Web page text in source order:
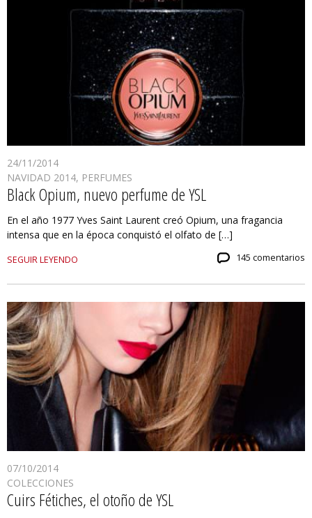
24/11/2014
NAVIDAD 2014, PERFUMES
Black Opium, nuevo perfume de YSL
En el año 1977 Yves Saint Laurent creó Opium, una fragancia
intensa que en la época conquistó el olfato de […]
SEGUIR LEYENDO 145 comentarios
07/10/2014
COLECCIONES
Cuirs Fétiches, el otoño de YSL